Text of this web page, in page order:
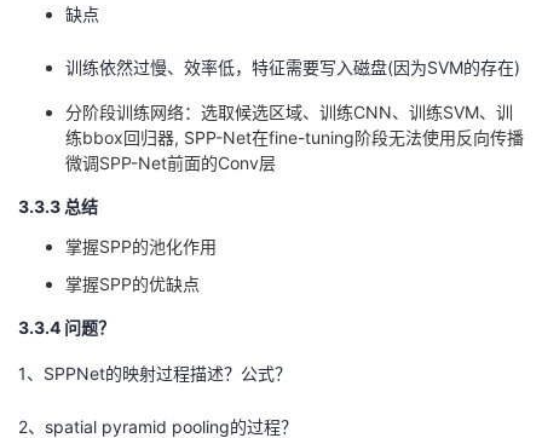
缺点
训练依然过慢、效率低，特征需要写入磁盘(因为SVM的存在)
分阶段训练网络：选取候选区域、训练CNN、训练SVM、训
练bbox回归器, SPP-Net在fine-tuning阶段无法使用反向传播
微调SPP-Net前面的Conv层
3.3.3 总结
掌握SPP的池化作用
掌握SPP的优缺点
3.3.4 问题？
1、SPPNet的映射过程描述？公式？
2、spatial pyramid pooling的过程？